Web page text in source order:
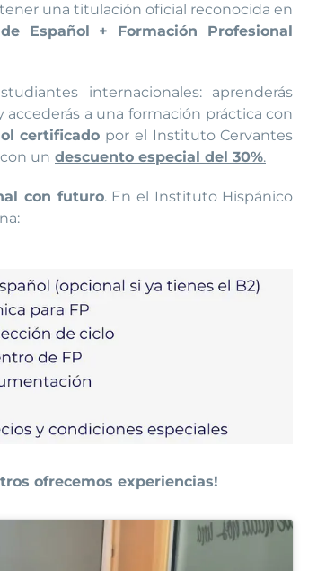
una titulación oficial reconocida en
Español + Formación Profesional
internacionales: aprenderás
accederás a una formación práctica con
certificado por el Instituto Cervantes
un descuento especial del 30%.
con futuro. En el Instituto Hispánico
ofrecemos experiencias!